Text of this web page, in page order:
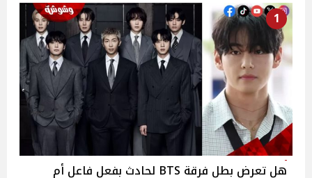
1
هل تعرض بطل فرقة BTS لحادث بفعل فاعل أم